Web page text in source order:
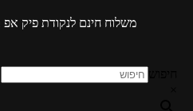
משלוח חינם לנקודת פיק אפ